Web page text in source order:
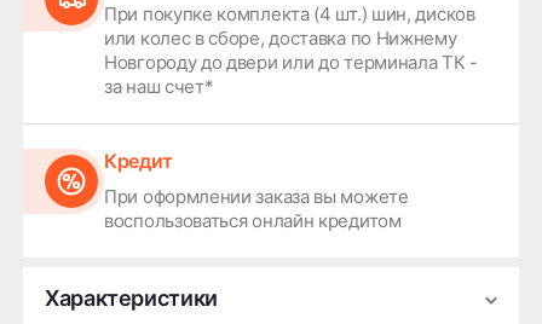
При покупке комплекта (4 шт.) шин, дисков
или колес в сборе, доставка по Нижнему
Новгороду до двери или до терминала ТК -
за наш счет*
Кредит
При оформлении заказа вы можете
воспользоваться онлайн кредитом
Характеристики